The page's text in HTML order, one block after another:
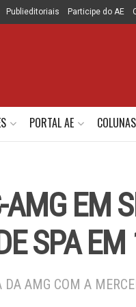
Publieditoriais Participe do AE
PORTAL AE COLUNAS
AMG EM
SPA
DA AMG COM A